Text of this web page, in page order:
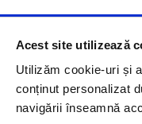
Acest site utilizează
Utilizăm cookie-uri și
conținut personalizat
navigării înseamnă